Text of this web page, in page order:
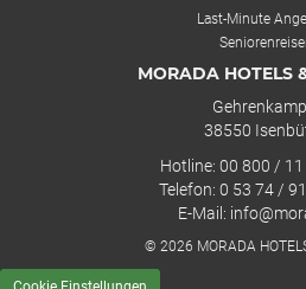
Last-Minute
MORADA HOTELS
38550
Hotline: 00 800 / 11
Telefon: 0 53 74 /
E-Mail:
© 2026 MORADA